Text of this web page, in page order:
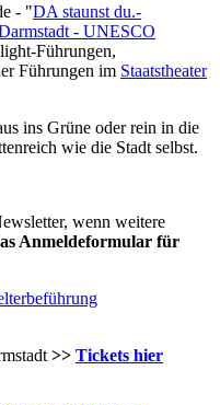
- "DA staunst du.-
- UNESCO
Führungen,
Führungen im Staatstheater
ins Grüne oder rein in die
wie die Stadt selbst.
wenn weitere
Anmeldeformular für
>> Tickets hier